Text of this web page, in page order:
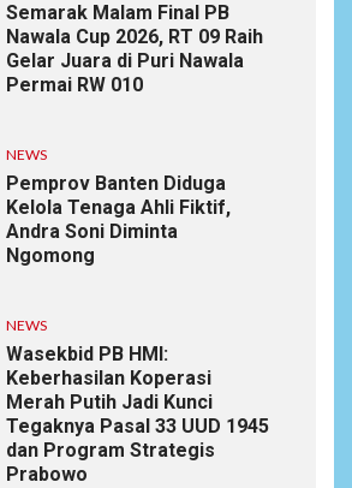
Semarak Malam Final PB
Nawala Cup 2026, RT 09 Raih
Gelar Juara di Puri Nawala
Permai RW 010
NEWS
Pemprov Banten Diduga
Kelola Tenaga Ahli Fiktif,
Andra Soni Diminta
Ngomong
NEWS
Wasekbid PB HMI:
Keberhasilan Koperasi
Merah Putih Jadi Kunci
Tegaknya Pasal 33 UUD 1945
dan Program Strategis
Prabowo